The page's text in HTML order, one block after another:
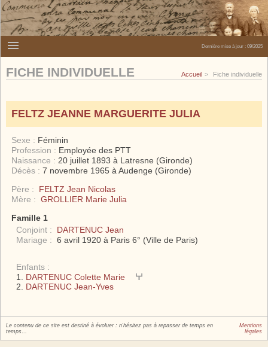
Dernière mise à jour : 09/2025
FICHE INDIVIDUELLE Accueil Fiche individuelle
FELTZ JEANNE MARGUERITE JULIA
Sexe : Féminin
Profession : Employée des PTT
Naissance : 20 juillet 1893 à Latresne (Gironde)
Décès : 7 novembre 1965 à Audenge (Gironde)
Père :
FELTZ Jean Nicolas
Mère : GROLLIER Marie Julia
Famille 1
Conjoint :
DARTENUC Jean
Mariage : 6 avril 1920 à Paris 6° (Ville de Paris)
Enfants :
DARTENUC Colette Marie
DARTENUC Jean-Yves
Le contenu de ce site est destiné à évoluer : n'hésitez pas à repasser de temps en
temps…
Mentions
légales